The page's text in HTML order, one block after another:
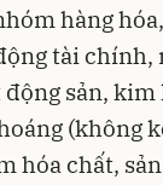
hàng
tài chính,
sản,
(không
hóa chất,